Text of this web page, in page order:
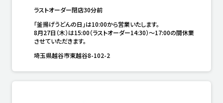
ラストオーダー閉店30分前
「釜揚げうどんの日」は10:00から営業いたします。
8月27日（木）は15:00（ラストオーダー14:30）～17:00の間休業
させていただきます。
埼玉県越谷市東越谷8-102-2